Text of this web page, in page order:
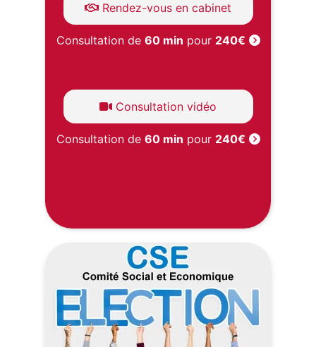
Rendez-vous en cabinet
Consultation de 60 min pour 240€
Consultation vidéo
Consultation de 60 min pour 240€